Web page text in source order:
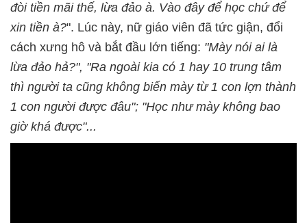
đòi tiền mãi thế, lừa đảo à. Vào đây để học chứ để
xin tiền à?". Lúc này, nữ giáo viên đã tức giận, đổi
cách xưng hô và bắt đầu lớn tiếng: "Mày nói ai là
lừa đảo hả?", "Ra ngoài kia có 1 hay 10 trung tâm
thì người ta cũng không biến mày từ 1 con lợn thành
1 con người được đâu"; "Học như mày không bao
giờ khá được"...